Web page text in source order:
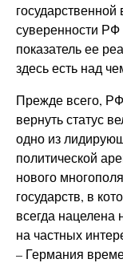
государственной
суверенности
показатель ее
здесь есть над
Прежде всего,
вернуть статус
одно из
политической
нового
государств, в
всегда нацелена
на частных
– Германия